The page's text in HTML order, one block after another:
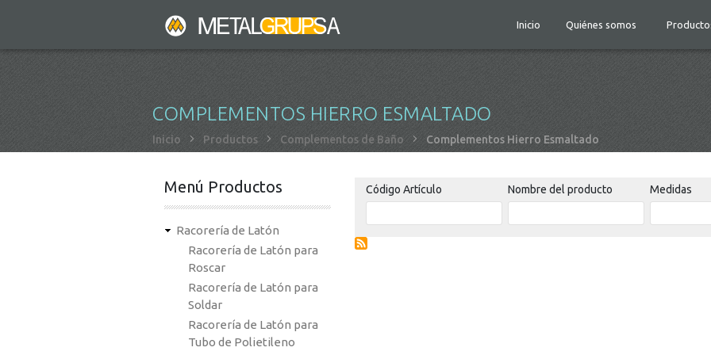
Inicio Quiénes somos
COMPLEMENTOS HIERRO ESMALTADO
Sobrescribir
de
ayuda
navegación
Inicio Productos Complementos de Baño Complementos Hierro Esmaltado
Menú Productos
Racorería de Latón
Racorería de Latón para
Roscar
Racorería de Latón para
Soldar
Racorería de Latón para
Tubo de Polietileno
Código Artículo Nombre del producto Medidas